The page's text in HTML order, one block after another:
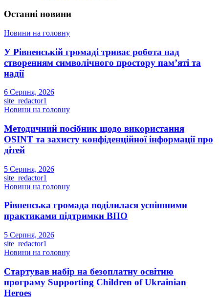
Останні новини
Новини на головну
У Рівненській громаді триває робота над
створенням символічного простору пам’яті та
надії
6 Серпня, 2026
site_redactor1
Новини на головну
Методичний посібник щодо використання
OSINT та захисту конфіденційної інформації про
дітей
5 Серпня, 2026
site_redactor1
Новини на головну
Рівненська громада поділилася успішними
практиками підтримки ВПО
5 Серпня, 2026
site_redactor1
Новини на головну
Стартував набір на безоплатну освітню
програму Supporting Children of Ukrainian
Heroes